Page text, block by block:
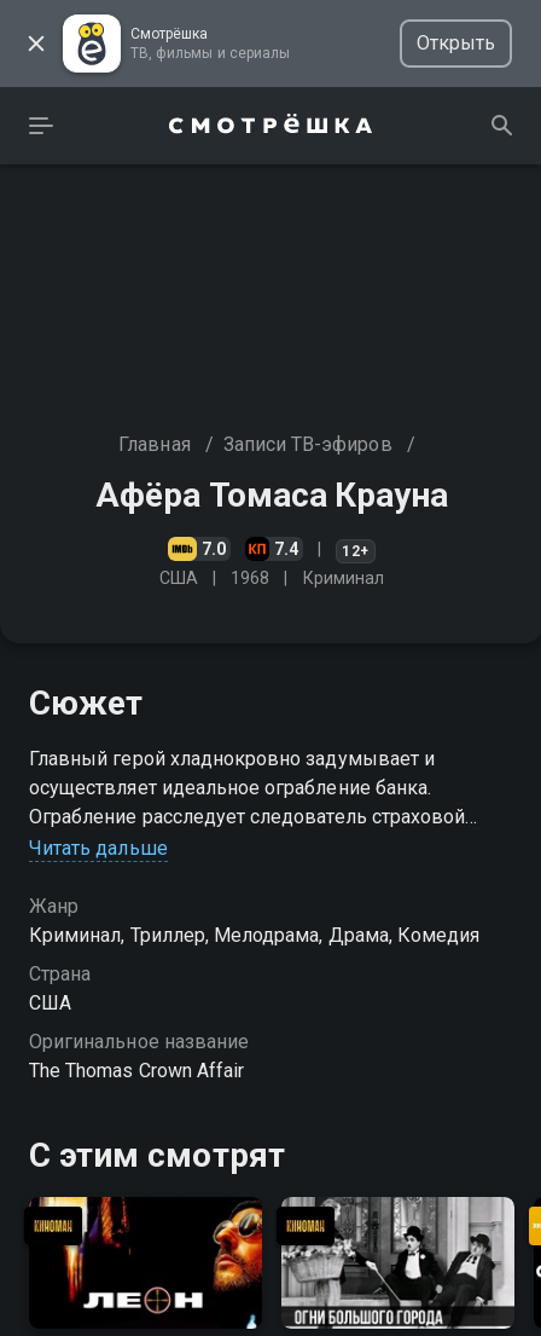
Смотрёшка
ТВ, фильмы и сериалы
Открыть
Главная / Записи ТВ-эфиров /
Афёра Томаса Крауна
7.0 7.4 12+
США 1968 Криминал
Сюжет
Главный герой хладнокровно задумывает и
осуществляет идеальное ограбление банка.
Ограбление расследует следователь страховой
компании, ставшая жертвой очарования Стива и,
Читать дальше
Жанр
Криминал, Триллер, Мелодрама, Драма, Комедия
Страна
США
Оригинальное название
The Thomas Crown Affair
С этим смотрят